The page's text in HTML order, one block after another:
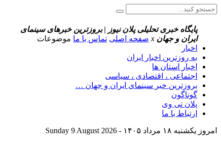
پایگاه خبری تحلیلی پلان نیوز | بروزترین خبرهای سینمای
ایران و جهان x صفحه اصلی تماس با ما موضوعات
اخبار
به روزترین اخبار ایران
اخبار استان ها
اجتماعی ، اقتصادی ، سیاسی
بروزترین خبر سینمای ایران و جهان …
گوناگون
پلان تی وی
ارتباط با ما
امروز یکشنبه ۱۸ مرداد ۱۴۰۵ - Sunday 9 August 2026